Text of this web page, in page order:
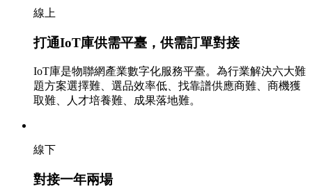
線上
打通IoT庫供需平臺，供需訂單對接
IoT庫是物聯網產業數字化服務平臺。為行業解決六大難
題方案選擇難、選品效率低、找靠譜供應商難、商機獲
取難、人才培養難、成果落地難。
線下
對接一年兩場